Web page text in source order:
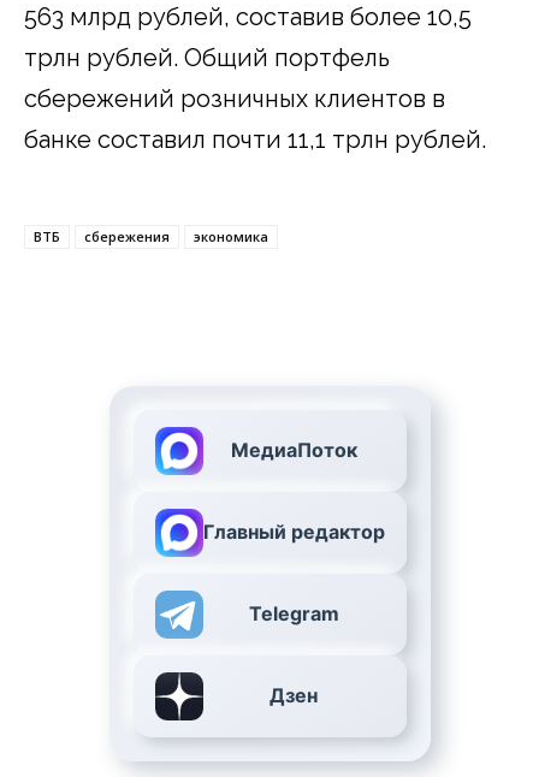
563 млрд рублей, составив более 10,5
трлн рублей. Общий портфель
сбережений розничных клиентов в
банке составил почти 11,1 трлн рублей.
ВТБ сбережения экономика
МедиаПоток
Главный редактор
Telegram
Дзен